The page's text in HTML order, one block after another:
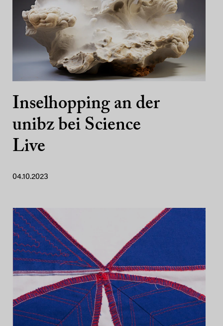
Inselhopping an der
unibz bei Science
Live
04.10.2023